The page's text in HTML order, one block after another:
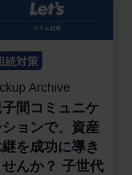
続対策
Archive
間コミュニケ
ションで、資産
を成功に導き
せんか？ 子世代